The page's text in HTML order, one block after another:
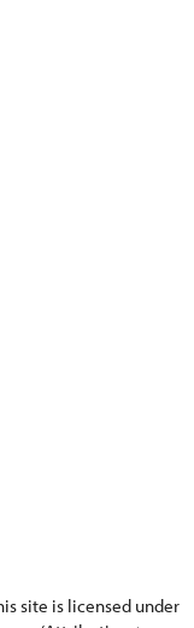
site is licensed under